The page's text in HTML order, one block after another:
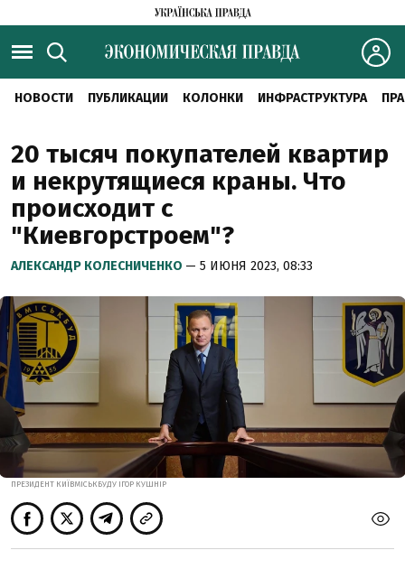
НОВОСТИ ПУБЛИКАЦИИ КОЛОНКИ ИНФРАСТРУКТУРА
20 тысяч покупателей квартир
и некрутящиеся краны. Что
происходит с
"Киевгорстроем"?
АЛЕКСАНДР КОЛЕСНИЧЕНКО — 5 ИЮНЯ 2023, 08:33
ПРЕЗИДЕНТ КИЇВМІСЬКБУДУ ІГОР КУШНІР